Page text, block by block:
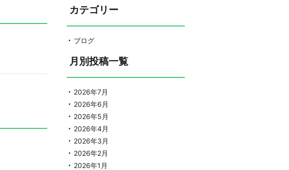
カテゴリー
ブログ
月別投稿一覧
2026年7月
2026年6月
2026年5月
2026年4月
2026年3月
2026年2月
2026年1月